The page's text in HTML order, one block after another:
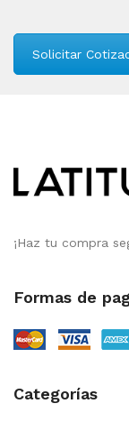
Solicitar
¡Haz tu compra
Formas de
Categorías